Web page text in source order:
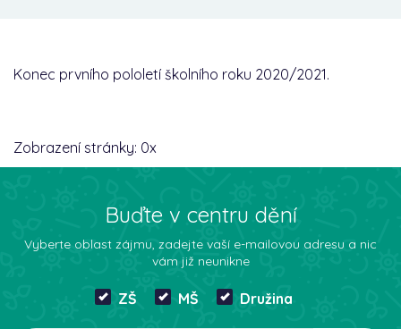
Konec prvního pololetí školního roku 2020/2021.
Zobrazení stránky: 0x
Buďte v centru dění
Vyberte oblast zájmu, zadejte vaší e-mailovou adresu a nic
vám již neunikne
ZŠ MŠ Družina